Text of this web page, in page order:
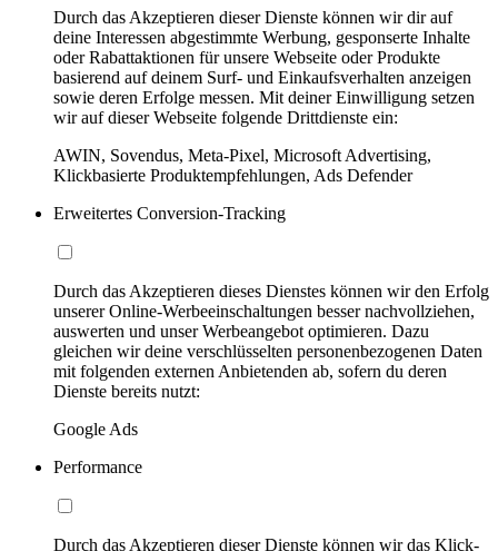
Durch das Akzeptieren dieser Dienste können wir dir auf
deine Interessen abgestimmte Werbung, gesponserte Inhalte
oder Rabattaktionen für unsere Webseite oder Produkte
basierend auf deinem Surf- und Einkaufsverhalten anzeigen
sowie deren Erfolge messen. Mit deiner Einwilligung setzen
wir auf dieser Webseite folgende Drittdienste ein:
AWIN, Sovendus, Meta-Pixel, Microsoft Advertising,
Klickbasierte Produktempfehlungen, Ads Defender
Erweitertes Conversion-Tracking
Durch das Akzeptieren dieses Dienstes können wir den Erfolg
unserer Online-Werbeeinschaltungen besser nachvollziehen,
auswerten und unser Werbeangebot optimieren. Dazu
gleichen wir deine verschlüsselten personenbezogenen Daten
mit folgenden externen Anbietenden ab, sofern du deren
Dienste bereits nutzt:
Google Ads
Performance
Durch das Akzeptieren dieser Dienste können wir das Klick-